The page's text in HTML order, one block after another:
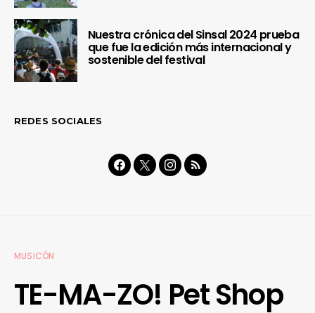
Nuestra crónica del Sinsal 2024 prueba
que fue la edición más internacional y
sostenible del festival
REDES SOCIALES
MUSICÓN
TE-MA-ZO! Pet Shop